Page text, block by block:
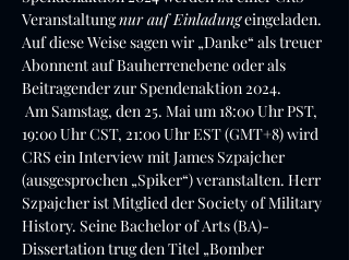
Veranstaltung nur auf Einladung eingeladen.
Auf diese Weise sagen wir „Danke“ als treuer
Abonnent auf Bauherrenebene oder als
Beitragender zur Spendenaktion 2024.
19:00 Uhr CST, 21:00 Uhr EST (GMT+8) wird
CRS ein Interview mit James Szpajcher
(ausgesprochen „Spiker“) veranstalten. Herr
Szpajcher ist Mitglied der Society of Military
History. Seine Bachelor of Arts (BA)-
Dissertation trug den Titel „Bomber